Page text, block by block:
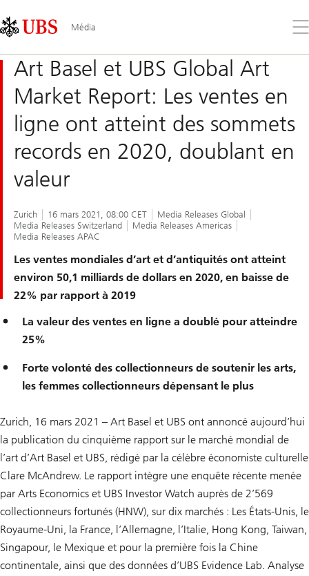
Links
Area
Média
le
Art Basel et UBS Global Art
Market Report: Les ventes en
ligne ont atteint des sommets
records en 2020, doublant en
valeur
Zurich 16 mars 2021, 08:00 CET
Media Releases Global
Media Releases Switzerland
Media Releases Americas
Media Releases APAC
Les ventes mondiales d’art et d’antiquités ont atteint
environ 50,1 milliards de dollars en 2020, en baisse de
22% par rapport à 2019
La valeur des ventes en ligne a doublé pour atteindre
25%
Forte volonté des collectionneurs de soutenir les arts,
les femmes collectionneurs dépensant le plus
Zurich, 16 mars 2021 – Art Basel et UBS ont annoncé aujourd’hui
la publication du cinquième rapport sur le marché mondial de
l’art d’Art Basel et UBS, rédigé par la célèbre économiste culturelle
Clare McAndrew. Le rapport intègre une enquête récente menée
par Arts Economics et UBS Investor Watch auprès de 2’569
collectionneurs fortunés (HNW), sur dix marchés : Les États-Unis, le
Royaume-Uni, la France, l’Allemagne, l’Italie, Hong Kong, Taiwan,
Singapour, le Mexique et pour la première fois la Chine
continentale, ainsi que des données d’UBS Evidence Lab. Analyse